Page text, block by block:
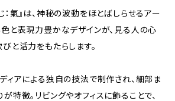
：氣』は、神秘の波動をほとばしらせるアー
色と表現力豊かなデザインが、見る人の心
と活力をもたらします。
ィアによる独自の技法で制作され、細部ま
特徴。リビングやオフィスに飾ることで、